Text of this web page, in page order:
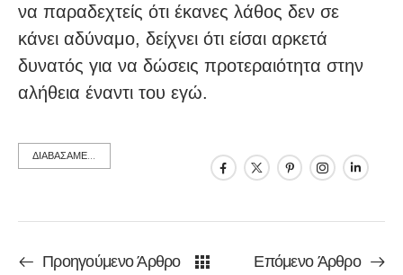
να παραδεχτείς ότι έκανες λάθος δεν σε
κάνει αδύναμο, δείχνει ότι είσαι αρκετά
δυνατός για να δώσεις προτεραιότητα στην
αλήθεια έναντι του εγώ.
ΔΙΑΒΑΣΑΜΕ...
Προηγούμενο Άρθρο Επόμενο Άρθρο